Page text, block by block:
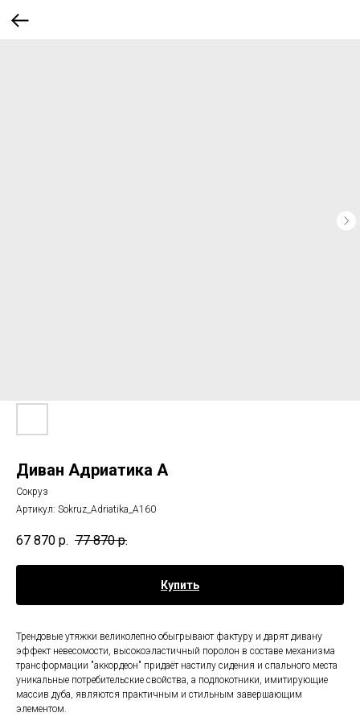
Диван Адриатика А
Сокруз
Артикул: Sokruz_Adriatika_A160
67 870 р. 77 870 р.
Купить
Трендовые утяжки великолепно обыгрывают фактуру и дарят дивану
эффект невесомости, высокоэластичный поролон в составе механизма
трансформации "аккордеон" придаёт настилу сидения и спального места
уникальные потребительские свойства, а подлокотники, имитирующие
массив дуба, являются практичным и стильным завершающим
элементом.